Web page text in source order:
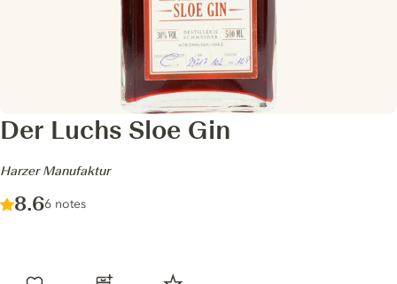
Der Luchs Sloe Gin
-
Harzer Manufaktur
Score :
8.6/ 10
6 notes